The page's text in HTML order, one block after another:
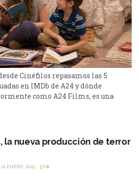
Cinéfilos repasamos las 5
en IMDb de A24 y dónde
como A24 Films, es una
estadounidense fundada el 20 de
Katz, David Fenkel y John
de los...
la nueva producción de terror
21 ENERO, 2025 0